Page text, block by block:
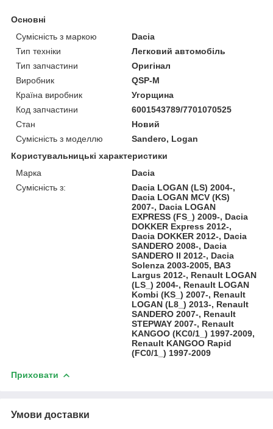
Основні
Сумісність з маркою
Dacia
Тип техніки
Легковий автомобіль
Тип запчастини
Оригінал
Виробник
QSP-M
Країна виробник
Угорщина
Код запчастини
6001543789/7701070525
Стан
Новий
Сумісність з моделлю
Sandero, Logan
Користувальницькі характеристики
Марка
Dacia
Сумісність з:
Dacia LOGAN (LS) 2004-,
Dacia LOGAN MCV (KS)
2007-, Dacia LOGAN
EXPRESS (FS_) 2009-, Dacia
DOKKER Express 2012-,
Dacia DOKKER 2012-, Dacia
SANDERO 2008-, Dacia
SANDERO II 2012-, Dacia
Solenza 2003-2005, ВАЗ
Largus 2012-, Renault LOGAN
(LS_) 2004-, Renault LOGAN
Kombi (KS_) 2007-, Renault
LOGAN (L8_) 2013-, Renault
SANDERO 2007-, Renault
STEPWAY 2007-, Renault
KANGOO (KC0/1_) 1997-2009,
Renault KANGOO Rapid
(FC0/1_) 1997-2009
Приховати
Умови доставки